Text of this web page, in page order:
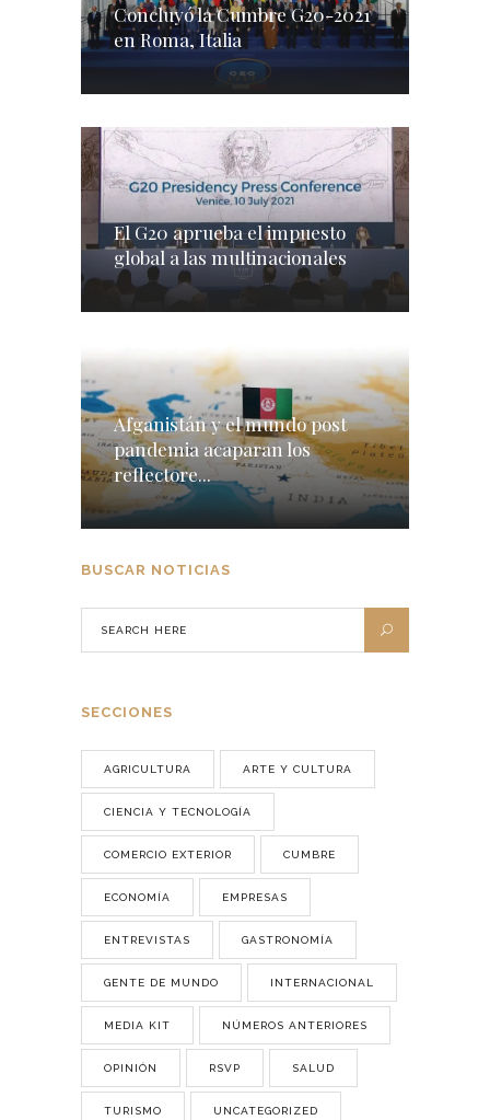
Concluyó la Cumbre G20-2021
en Roma, Italia
El G20 aprueba el impuesto
global a las multinacionales
Afganistán y el mundo post
pandemia acaparan los
reflectore...
BUSCAR NOTICIAS
SECCIONES
AGRICULTURA ARTE Y CULTURA
CIENCIA Y TECNOLOGÍA
COMERCIO EXTERIOR CUMBRE
ECONOMÍA EMPRESAS
ENTREVISTAS GASTRONOMÍA
GENTE DE MUNDO INTERNACIONAL
MEDIA KIT NÚMEROS ANTERIORES
OPINIÓN RSVP SALUD
TURISMO UNCATEGORIZED